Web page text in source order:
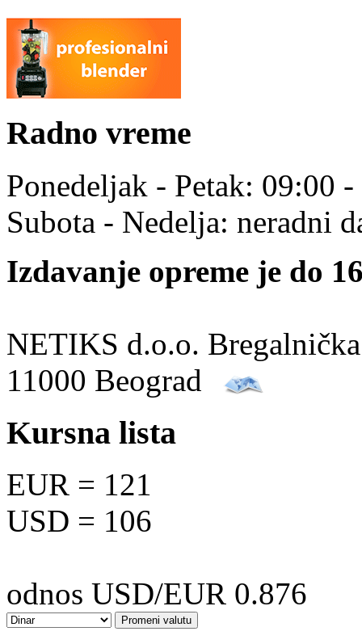
Radno vreme
Ponedeljak - Petak: 09:00
Subota - Nedelja: neradni
Izdavanje opreme je do
NETIKS d.o.o.
11000 Beograd
Kursna lista
EUR = 121
USD = 106
odnos USD/EUR 0.876